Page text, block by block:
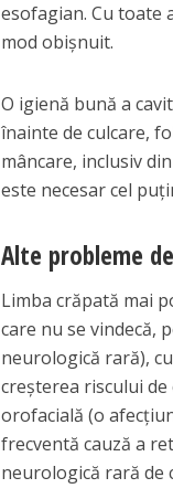
esofagian. Cu toate
mod obișnuit.
O igienă bună a
înainte de culcare,
mâncare, inclusiv
este necesar cel
Alte probleme
Limba crăpată mai
care nu se vindecă,
neurologică rară),
creșterea riscului
orofacială (o
frecventă cauză a
neurologică rară de